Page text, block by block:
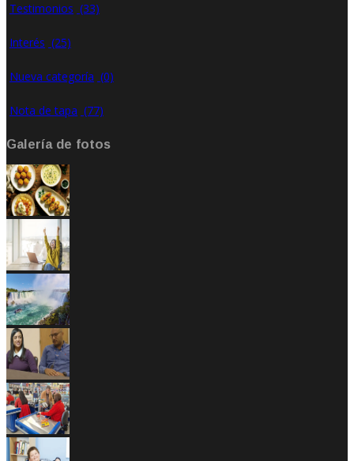
Testimonios (33)
Interés (25)
Nueva categoría (0)
Nota de tapa (77)
Galería de fotos